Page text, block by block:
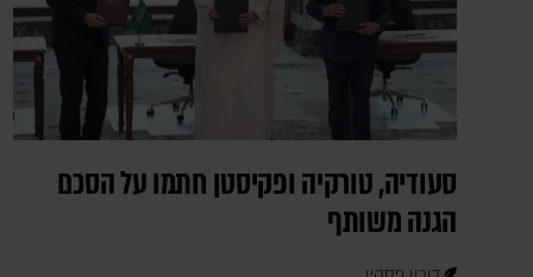
סעודיה, טורקיה ופקיסטן חתמו על הסכם
הגנה משותף